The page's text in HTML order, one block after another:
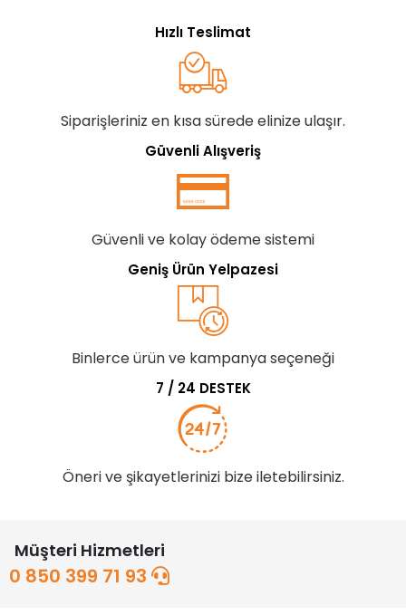
Hızlı Teslimat
Siparişleriniz en kısa sürede elinize ulaşır.
Güvenli Alışveriş
Güvenli ve kolay ödeme sistemi
Geniş Ürün Yelpazesi
Binlerce ürün ve kampanya seçeneği
7 / 24 DESTEK
Öneri ve şikayetlerinizi bize iletebilirsiniz.
Müşteri Hizmetleri
0 850 399 71 93